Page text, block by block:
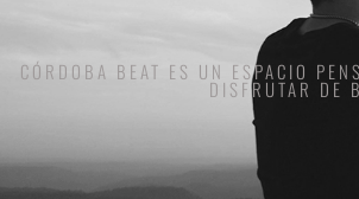
CÓRDOBA BEAT ES UN ESPACIO
DISFRUTAR DE